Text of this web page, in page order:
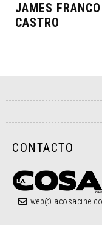
JAMES
CASTRO
CONTACTO